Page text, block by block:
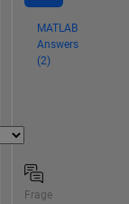
MATLAB
Answers
(2)
Frage